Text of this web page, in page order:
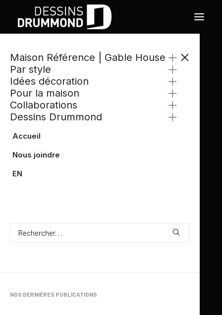
Maison Référence | Gable House
Par style
Idées décoration
Pour la maison
Collaborations
Dessins Drummond
Accueil
Nous joindre
EN
NOS DERNIÈRES PUBLICATIONS
6 Minutes | Mis à jour le 21 juin 2026